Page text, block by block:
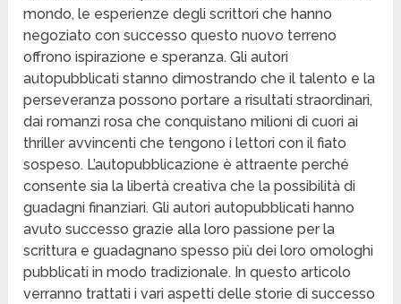
mondo, le esperienze degli scrittori che hanno
negoziato con successo questo nuovo terreno
offrono ispirazione e speranza. Gli autori
autopubblicati stanno dimostrando che il talento e la
perseveranza possono portare a risultati straordinari,
dai romanzi rosa che conquistano milioni di cuori ai
thriller avvincenti che tengono i lettori con il fiato
sospeso. L’autopubblicazione è attraente perché
consente sia la libertà creativa che la possibilità di
guadagni finanziari. Gli autori autopubblicati hanno
avuto successo grazie alla loro passione per la
scrittura e guadagnano spesso più dei loro omologhi
pubblicati in modo tradizionale. In questo articolo
verranno trattati i vari aspetti delle storie di successo